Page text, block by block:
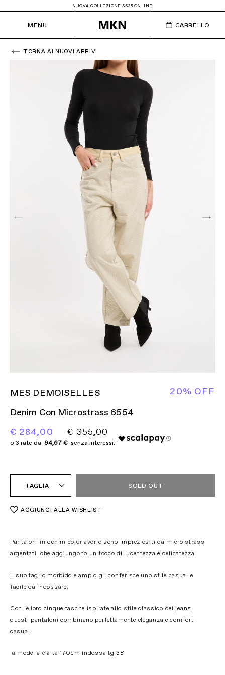
NUOVA COLLEZIONE SS25 ONLINE
MENU CARRELLO
TORNA AI NUOVI ARRIVI
MES DEMOISELLES
Denim Con Microstrass 6554
€ 284,00
€ 355,00
20% OFF
94,67 €
TAGLIA SOLD OUT
AGGIUNGI ALLA WISHLIST
Pantaloni in denim color avorio sono impreziositi da micro strass
argentati, che aggiungono un tocco di lucentezza e delicatezza.
Il suo taglio morbido e ampio gli conferisce uno stile casual e
facile da indossare.
Con le loro cinque tasche ispirate allo stile classico dei jeans,
questi pantaloni combinano perfettamente eleganza e comfort
casual.
la modella è alta 170cm indossa tg 38